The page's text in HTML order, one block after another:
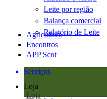
Leite por região
Balança comercial
Relatório de Leite
Agricultura
Encontros
APP Scot
Serviços
Loja
Loja